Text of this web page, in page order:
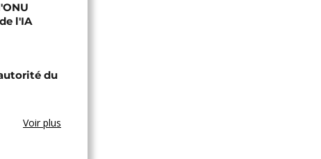
l'IA
du
Voir plus